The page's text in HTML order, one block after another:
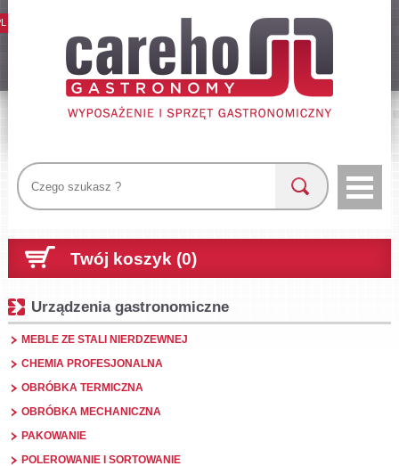
Twój koszyk (0)
Urządzenia gastronomiczne
MEBLE ZE STALI NIERDZEWNEJ
CHEMIA PROFESJONALNA
OBRÓBKA TERMICZNA
OBRÓBKA MECHANICZNA
PAKOWANIE
POLEROWANIE I SORTOWANIE